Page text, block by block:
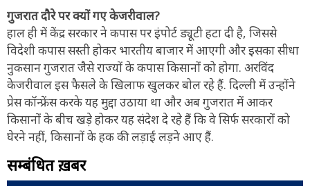
गुजरात दौरे पर क्यों गए केजरीवाल?
हाल ही में केंद्र सरकार ने कपास पर इंपोर्ट ड्यूटी हटा दी है, जिससे
विदेशी कपास सस्ती होकर भारतीय बाजार में आएगी और इसका सीधा
नुकसान गुजरात जैसे राज्यों के कपास किसानों को होगा. अरविंद
केजरीवाल इस फैसले के खिलाफ खुलकर बोल रहे हैं. दिल्ली में उन्होंने
प्रेस कॉन्फ्रेंस करके यह मुद्दा उठाया था और अब गुजरात में आकर
किसानों के बीच खड़े होकर यह संदेश दे रहे हैं कि वे सिर्फ सरकारों को
घेरने नहीं, किसानों के हक की लड़ाई लड़ने आए हैं.
सम्बंधित ख़बरें